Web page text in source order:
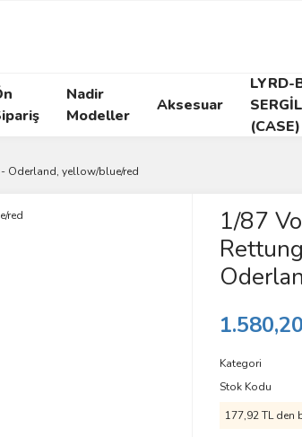
Nadir
Modeller
Aksesuar
LYRD-
(CASE)
Oderland, yellow/blue/red
1/87
Kategori
Stok Kodu
177,92 TL den